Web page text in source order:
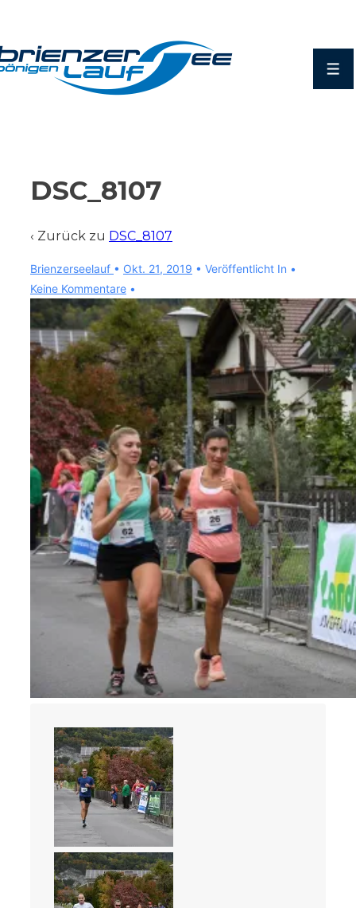
Inhalt
DSC_8107
‹ Zurück zu DSC_8107
Brienzerseelauf • Okt. 21, 2019
Veröffentlicht In
Keine Kommentare